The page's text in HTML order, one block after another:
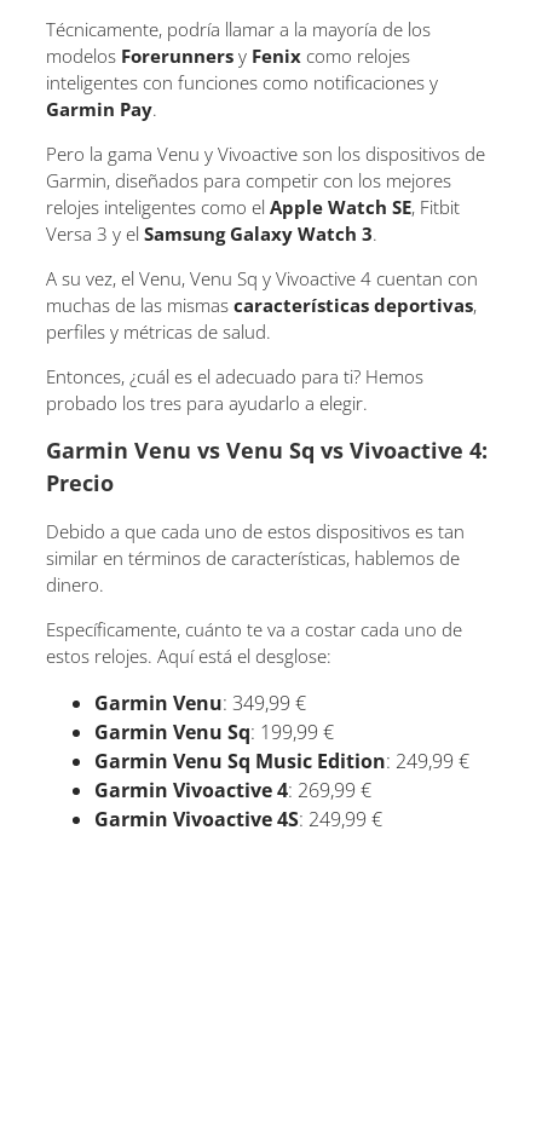
Técnicamente, podría llamar a la mayoría de los
modelos Forerunners y Fenix ​​como relojes
inteligentes con funciones como notificaciones y
Garmin Pay.
Pero la gama Venu y Vivoactive son los dispositivos de
Garmin, diseñados para competir con los mejores
relojes inteligentes como el Apple Watch SE, Fitbit
Versa 3 y el Samsung Galaxy Watch 3.
A su vez, el Venu, Venu Sq y Vivoactive 4 cuentan con
muchas de las mismas características deportivas,
perfiles y métricas de salud.
Entonces, ¿cuál es el adecuado para ti? Hemos
probado los tres para ayudarlo a elegir.
Garmin Venu vs Venu Sq vs Vivoactive 4:
Precio
Debido a que cada uno de estos dispositivos es tan
similar en términos de características, hablemos de
dinero.
Específicamente, cuánto te va a costar cada uno de
estos relojes. Aquí está el desglose:
Garmin Venu: 349,99 €
Garmin Venu Sq: 199,99 €
Garmin Venu Sq Music Edition: 249,99 €
Garmin Vivoactive 4: 269,99 €
Garmin Vivoactive 4S: 249,99 €